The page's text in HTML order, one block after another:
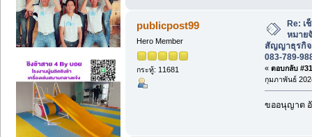
publicpost99
Hero Member
กระทู้: 11681
Re: เ
หมาย
สัญญาธุรกิจ
083-789-
« ตอบกลับ
กุมภาพันธ์
ขออนุญาต